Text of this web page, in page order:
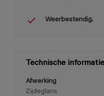
Weerbestendig.
Technische informatie
Afwerking
Zijdeglans